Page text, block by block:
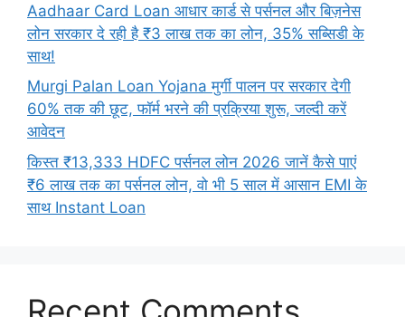
Aadhaar Card Loan आधार कार्ड से पर्सनल और बिज़नेस
लोन सरकार दे रही है ₹3 लाख तक का लोन, 35% सब्सिडी के
साथ!
Murgi Palan Loan Yojana मुर्गी पालन पर सरकार देगी
60% तक की छूट, फॉर्म भरने की प्रक्रिया शुरू, जल्दी करें
आवेदन
किस्त ₹13,333 HDFC पर्सनल लोन 2026 जानें कैसे पाएं
₹6 लाख तक का पर्सनल लोन, वो भी 5 साल में आसान EMI के
साथ Instant Loan